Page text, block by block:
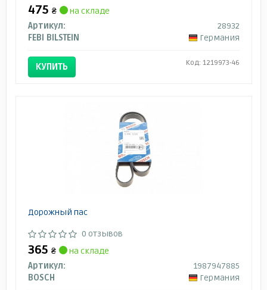
475 ₴
на складе
Артикул:
28932
FEBI BILSTEIN
Германия
КУПИТЬ Код: 1219973-46
Дорожный пас
0 отзывов
365 ₴
на складе
Артикул:
1987947885
BOSCH
Германия